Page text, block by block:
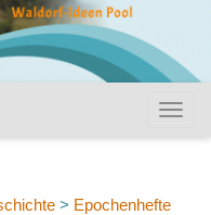
> Epochenhefte